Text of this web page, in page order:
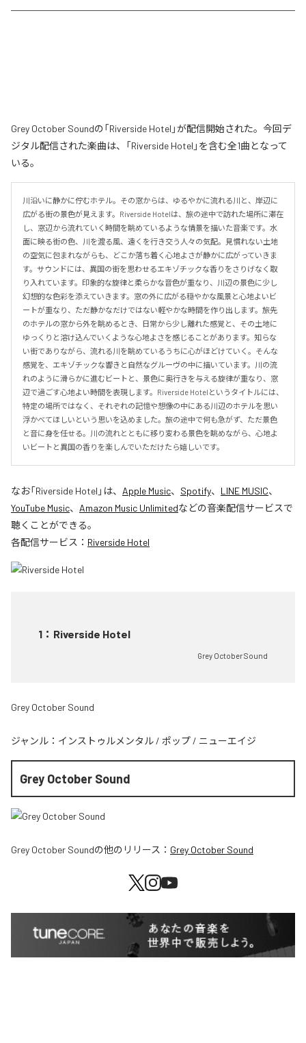
Grey October Soundの「Riverside Hotel」が配信開始された。今回デ
ジタル配信された楽曲は、「Riverside Hotel」を含む全1曲となって
いる。
川沿いに静かに佇むホテル。その窓からは、ゆるやかに流れる川と、岸辺に
広がる街の景色が見えます。Riverside Hotelは、旅の途中で訪れた場所に滞在
し、窓辺から流れていく時間を眺めているような情景を描いた音楽です。水
面に映る街の色、川を渡る風、遠くを行き交う人々の気配。見慣れない土地
の空気に包まれながらも、どこか落ち着く心地よさが静かに広がっていきま
す。サウンドには、異国の街を思わせるエキゾチックな香りをさりげなく取
り入れています。印象的な旋律と柔らかな音色が重なり、川辺の景色に少し
幻想的な色彩を添えていきます。窓の外に広がる穏やかな風景と心地よいビ
ートが重なり、ただ静かなだけではない軽やかな時間を作り出します。旅先
のホテルの窓から外を眺めるとき、日常から少し離れた感覚と、その土地に
ゆっくりと溶け込んでいくような心地よさを感じることがあります。知らな
い街でありながら、流れる川を眺めているうちに心がほどけていく。そんな
感覚を、エキゾチックな響きと自然なグルーヴの中に描いています。川の流
れのように滑らかに進むビートと、景色に奥行きを与える旋律が重なり、窓
辺で過ごす心地よい時間を表現します。Riverside Hotelというタイトルには、
特定の場所ではなく、それぞれの記憶や想像の中にある川辺のホテルを思い
浮かべてほしいという思いを込めました。旅の途中で何も急がず、ただ景色
と音に身を任せる。川の流れとともに移り変わる景色を眺めながら、心地よ
いビートと異国の香りを楽しんでいただけたら嬉しいです。
なお「Riverside Hotel 」は、 Apple Music、 Spotify、 LINE MUSIC、
YouTube Music、 Amazon Music Unlimitedなどの音楽配信サービスで
聴くことができる。
各配信サービス： Riverside Hotel
1 ： Riverside Hotel
Grey October Sound
Grey October Sound
ジャンル： インストゥルメンタル / ポップ / ニューエイジ
Grey October Sound
Grey October Soundの他のリリース： Grey October Sound